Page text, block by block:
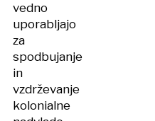
vedno
uporabljajo
za
spodbujanje
in
vzdrževanje
kolonialne